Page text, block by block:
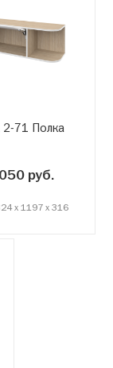
2-71 Полка
руб.
x 1197 x 316